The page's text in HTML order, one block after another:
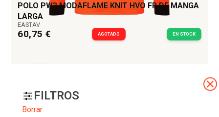
FILTROS
Borrar
POLO PW3 MODAFLAME KNIT HVO FR DE MANGA
LARGA
EASTAV
60,75 € AGOTADO EN STOCK